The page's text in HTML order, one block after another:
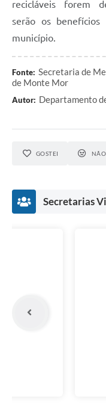
recicláveis forem
serão os
município.
Fonte: Secretaria de
de Monte Mor
Autor: Departamento
GOSTEI
Secretarias